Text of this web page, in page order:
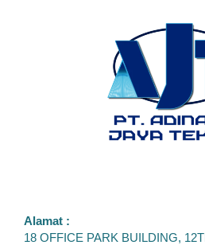
Alamat :
18 OFFICE PARK BUILDING,